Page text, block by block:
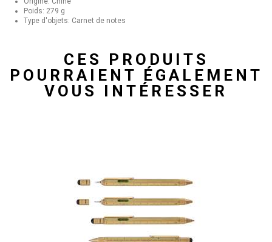
Poids: 279 g
Type d'objets: Carnet de notes
CES PRODUITS
POURRAIENT ÉGALEMENT
VOUS INTÉRESSER